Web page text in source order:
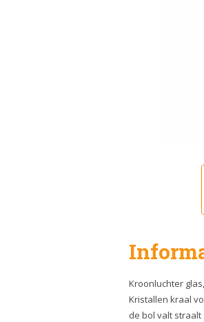
Kroonluchter
Kristallen kraal
de bol valt